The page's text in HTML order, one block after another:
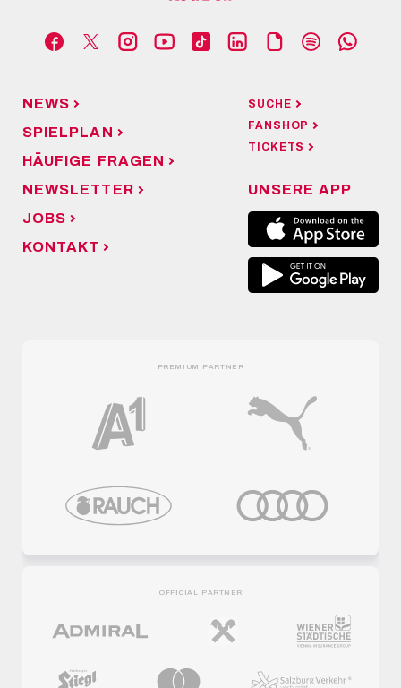
NEWS
SPIELPLAN
HÄUFIGE FRAGEN
NEWSLETTER
JOBS
KONTAKT
SUCHE
FANSHOP
TICKETS
UNSERE APP
PREMIUM PARTNER
OFFICIAL PARTNER